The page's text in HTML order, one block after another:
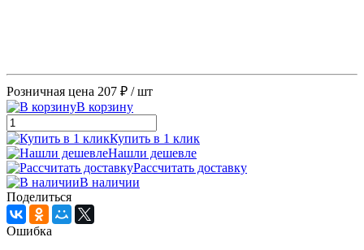
Розничная цена 207 ₽ / шт
В корзину
Купить в 1 клик
Нашли дешевле
Рассчитать доставку
В наличии
Поделиться
Ошибка